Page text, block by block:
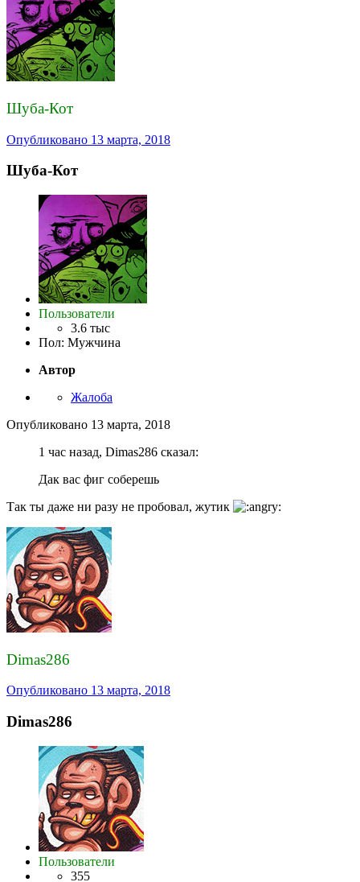
Шуба-Кот
Опубликовано 13 марта, 2018
Шуба-Кот
Пользователи
3.6 тыс
Пол: Мужчина
Автор
Жалоба
Опубликовано 13 марта, 2018
1 час назад, Dimas286 сказал:
Дак вас фиг соберешь
Так ты даже ни разу не пробовал, жутик
Dimas286
Опубликовано 13 марта, 2018
Dimas286
Пользователи
355